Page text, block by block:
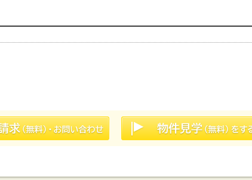
木更津支店
東京支店
沖縄支店
プライバシーポリシー